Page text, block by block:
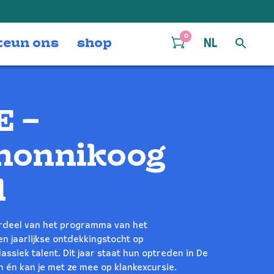
ons shop
0
NL
–
van het programma van het
jaarlijkse ontdekkingstocht op
talent. Dit jaar staat hun optreden in De
én kan je met ze mee op klankexcursie.